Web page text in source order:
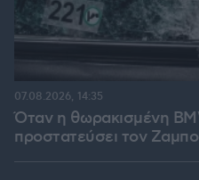
Όταν η θωρακισμένη
προστατεύσει τον
07.08.2026, 14:35